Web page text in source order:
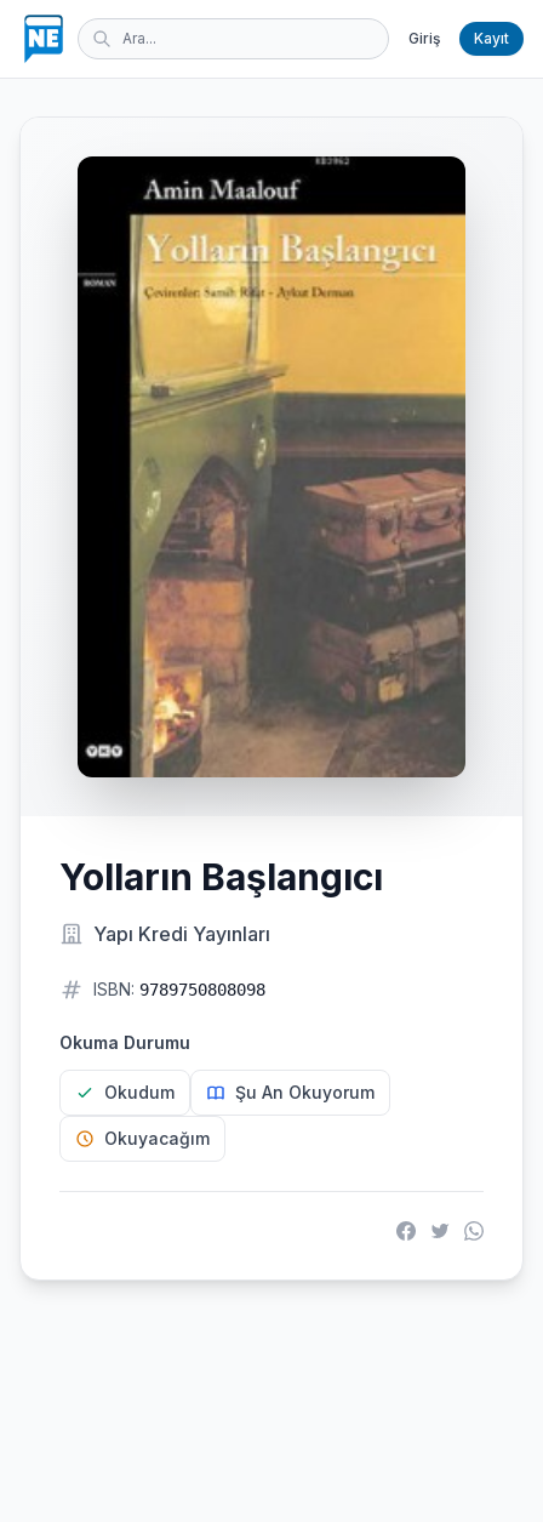
Giriş Kayıt
Yolların Başlangıcı
Yapı Kredi Yayınları
ISBN: 9789750808098
Okuma Durumu
Okudum Şu An Okuyorum
Okuyacağım